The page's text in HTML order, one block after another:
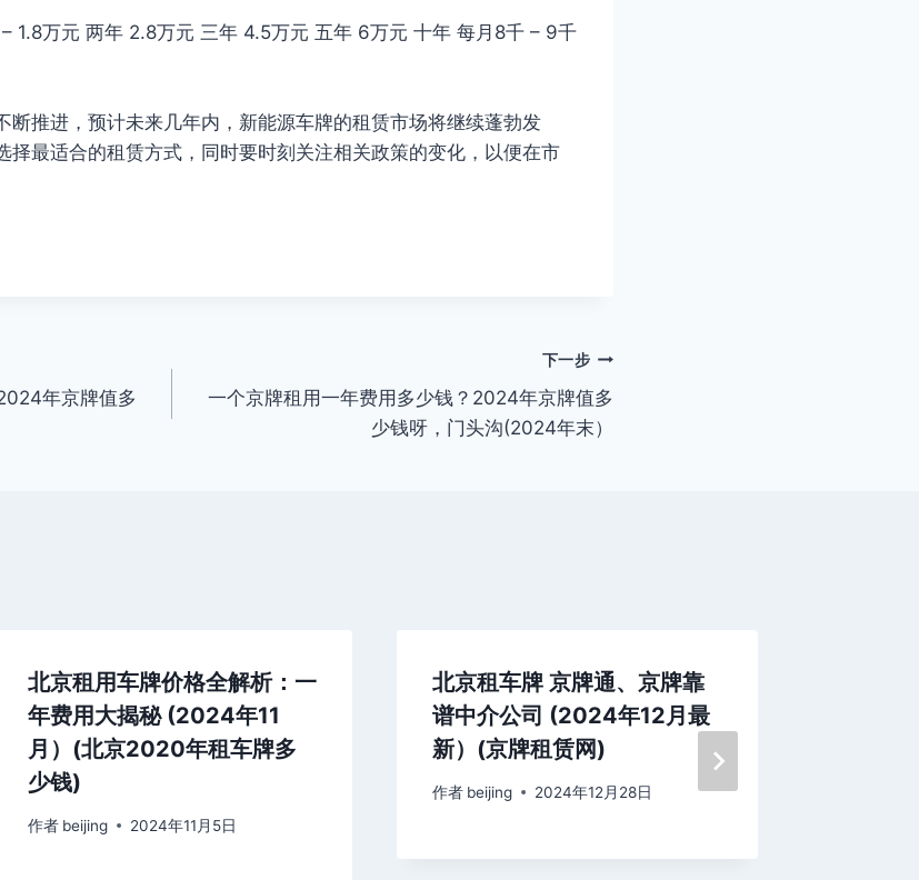
1.8万元 两年 2.8万元 三年 4.5万元 五年 6万元 十年 每月8千 – 9千
断推进，预计未来几年内，新能源车牌的租赁市场将继续蓬勃发
择最适合的租赁方式，同时要时刻关注相关政策的变化，以便在市
年京牌值多
下一步
一个京牌租用一年费用多少钱？2024年京牌值多
少钱呀，门头沟(2024年末）
北京租用车牌价格全解析：一
年费用大揭秘 (2024年11
月）(北京2020年租车牌多
少钱)
作者 beijing 2024年11月5日
北京租车牌 京牌通、京牌靠
谱中介公司 (2024年12月最
新）(京牌租赁网)
作者 beijing 2024年12月28日